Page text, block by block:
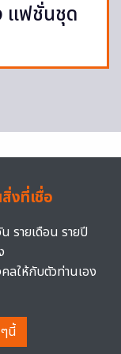
แฟชั่นชุด
งที่เชื่อ
รายเดือน รายปี
ลให้กับตัวท่านเอง
นี้